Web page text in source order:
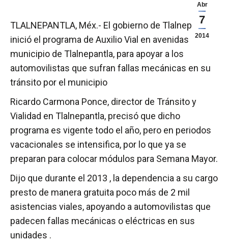
Abr
7
2014
TLALNEPANTLA, Méx.- El gobierno de Tlalnepantla
inició el programa de Auxilio Vial en avenidas del
municipio de Tlalnepantla, para apoyar a los
automovilistas que sufran fallas mecánicas en su
tránsito por el municipio
Ricardo Carmona Ponce, director de Tránsito y
Vialidad en Tlalnepantla, precisó que dicho
programa es vigente todo el año, pero en periodos
vacacionales se intensifica, por lo que ya se
preparan para colocar módulos para Semana Mayor.
Dijo que durante el 2013 , la dependencia a su cargo
presto de manera gratuita poco más de 2 mil
asistencias viales, apoyando a automovilistas que
padecen fallas mecánicas o eléctricas en sus
unidades .